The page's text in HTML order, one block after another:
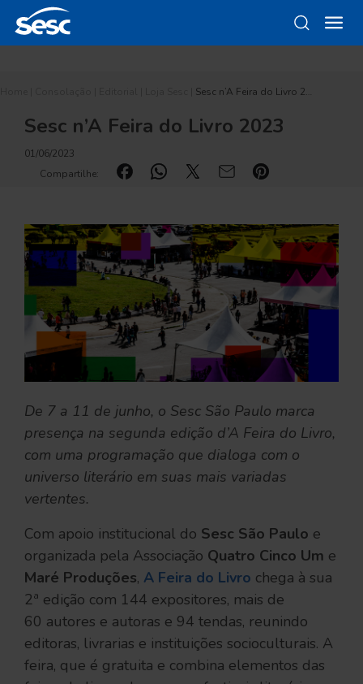
Sesc n’A Feira do Livro 2…
Sesc n’A Feira do Livro 2023
01/06/2023
Compartilhe:
De 7 a 11 de junho, o Sesc São Paulo marca
presença na segunda edição d’A Feira do Livro,
com uma programação que dialoga com o
universo literário em suas mais variadas
vertentes.
Com apoio institucional do Sesc São Paulo e
organizada pela Associação Quatro Cinco Um e
Maré Produções, A Feira do Livro chega à sua
2ª edição com 144 expositores, mais de
60 autores e autoras e 94 tendas, reunindo
editoras, livrarias e instituições socioculturais. A
feira, que é gratuita e combina elementos das